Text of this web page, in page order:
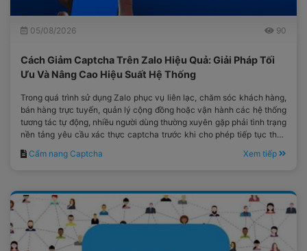
05/08/2026 90
Cách Giảm Captcha Trên Zalo Hiệu Quả: Giải Pháp Tối
Ưu Và Nâng Cao Hiệu Suất Hệ Thống
Trong quá trình sử dụng Zalo phục vụ liên lạc, chăm sóc khách hàng,
bán hàng trực tuyến, quản lý cộng đồng hoặc vận hành các hệ thống
tương tác tự động, nhiều người dùng thường xuyên gặp phải tình trạng
nền tảng yêu cầu xác thực captcha trước khi cho phép tiếp tục thực
hiện thao tác.
Cẩm nang Captcha Xem tiếp